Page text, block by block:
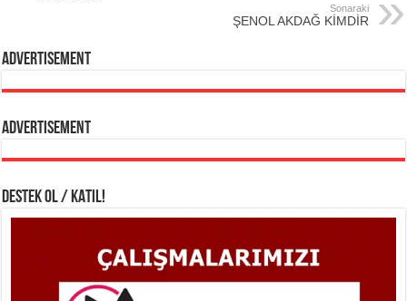
Sonaraki
ŞENOL AKDAĞ KİMDİR
Advertisement
Advertisement
DESTEK OL / KATIL!